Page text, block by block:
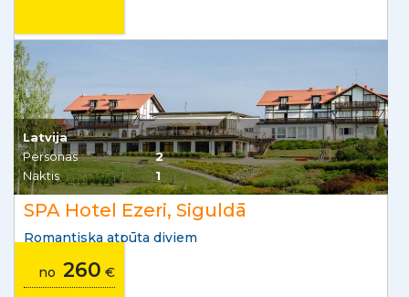
Latvija
Personas
2
Naktis
1
SPA Hotel Ezeri, Siguldā
Romantiska atpūta diviem
no 260 €